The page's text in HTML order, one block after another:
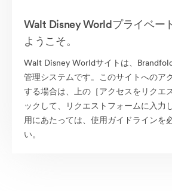
Walt Disney Worldプライベー
ようこそ。
Walt Disney Worldサイトは、
管理システムです。このサイトへのア
する場合は、上の［アクセスをリクエ
ックして、リクエストフォームに入力
用にあたっては、使用ガイドラインを
い。